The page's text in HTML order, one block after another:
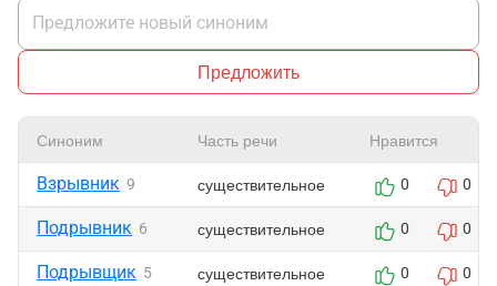
Предложить
Синоним Часть речи Нравится
Взрывник 9 существительное 0 0
Подрывник 6 существительное 0 0
Подрывщик 5 существительное 0 0